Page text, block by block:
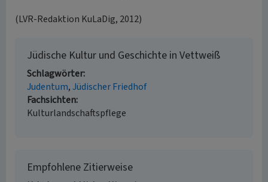
(LVR-Redaktion KuLaDig, 2012)
Jüdische Kultur und Geschichte in Vettweiß
Schlagwörter
Judentum Jüdischer Friedhof
Fachsichten
Kulturlandschaftspflege
Empfohlene Zitierweise